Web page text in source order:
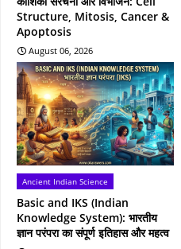
Structure, Mitosis, Cancer &
Apoptosis
August 06, 2026
Ancient Indian Science
Basic and IKS (Indian
Knowledge System): भारतीय
ज्ञान परंपरा का संपूर्ण इतिहास और महत्व